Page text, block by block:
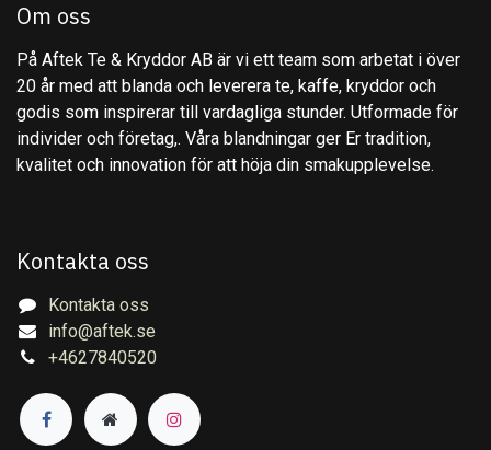
Om oss
På Aftek Te & Kryddor AB är vi ett team som arbetat i över
20 år med att blanda och leverera te, kaffe, kryddor och
godis som inspirerar till vardagliga stunder. Utformade för
individer och företag,. Våra blandningar ger Er tradition,
kvalitet och innovation för att höja din smakupplevelse.
Kontakta oss
Kontakta oss
info@aftek.se
+4627840520